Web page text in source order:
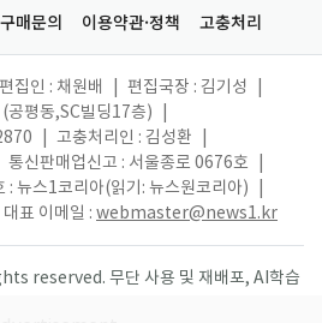
매문의 이용약관·정책 고충처리
편집인 : 채원배 편집국장 : 김기성
공평동,SC빌딩17층)
고충처리인 : 김성환
통신판매업신고 : 서울종로 0676호
: 뉴스1코리아(읽기: 뉴스원코리아)
대표 이메일 : webmaster@news1.kr
reserved. 무단 사용 및 재배포, AI학습